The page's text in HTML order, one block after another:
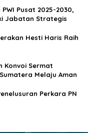
Pusat 2025-2030,
Jabatan Strategis
Hesti Haris Raih
Konvoi Sermat
Melaju Aman
Perkara PN